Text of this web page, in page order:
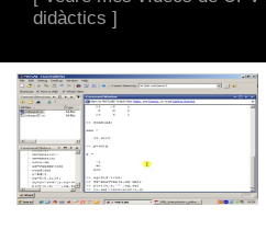
didàctics ]